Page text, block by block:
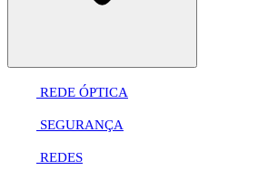
REDE ÓPTICA
SEGURANÇA
REDES